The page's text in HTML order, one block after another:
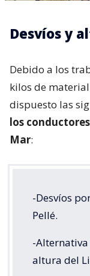
Desvíos y
Debido a los
kilos de
dispuesto las
los
Mar:
-Desvíos
Pellé.
-
altura del